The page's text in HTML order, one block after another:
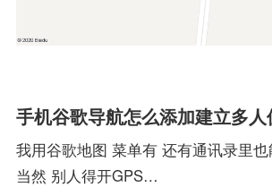
手机谷歌导航怎么添加建立多人
我用谷歌地图 菜单有 还有通讯录里
当然 别人得开GPS…